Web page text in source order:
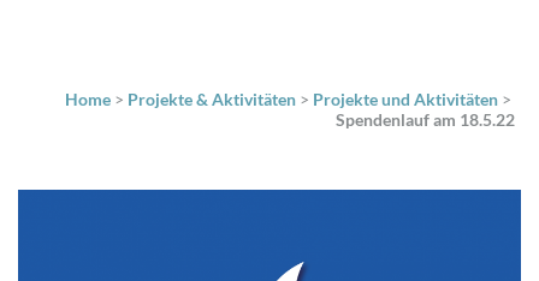
Home > Projekte & Aktivitäten > Projekte und Aktivitäten >
Spendenlauf am 18.5.22